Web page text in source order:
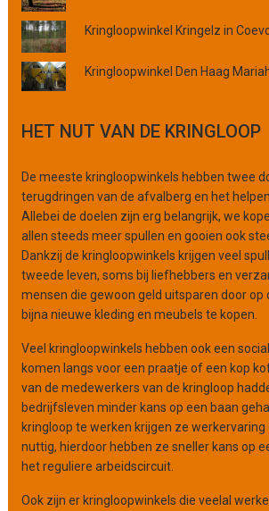
e
o
f
o
r
a
i
a
i
Kringloopwinkel Kringelz in
Kringloopwinkel Den Haag
HET NUT VAN DE KRINGLOOP
De meeste kringloopwinkels hebben twee
terugdringen van de afvalberg en het
Allebei de doelen zijn erg belangrijk, we
allen steeds meer spullen en gooien ook
Dankzij de kringloopwinkels krijgen veel
tweede leven, soms bij liefhebbers en
mensen die gewoon geld uitsparen door op
bijna nieuwe kleding en meubels te kopen.
Veel kringloopwinkels hebben ook een
komen langs voor een praatje of een kop
van de medewerkers van de kringloop
bedrijfsleven minder kans op een baan
kringloop te werken krijgen ze werkervaring
nuttig, hierdoor hebben ze sneller kans op
het reguliere arbeidscircuit.
Ook zijn er kringloopwinkels die veelal